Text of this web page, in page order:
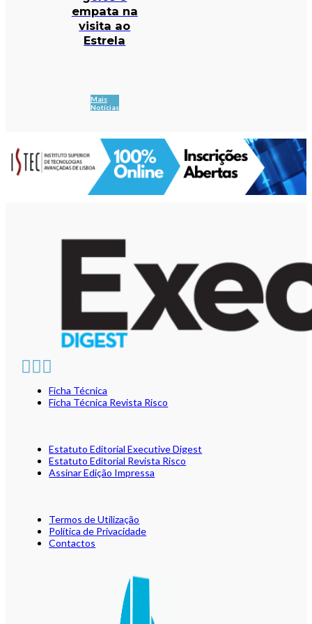
empata na
visita ao
Estrela
Mais
Notícias
Ficha Técnica
Ficha Técnica Revista Risco
Estatuto Editorial Executive Digest
Estatuto Editorial Revista Risco
Assinar Edição Impressa
Termos de Utilização
Política de Privacidade
Contactos